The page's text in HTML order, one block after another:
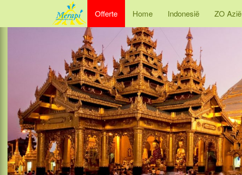
Offerte Home Indonesië ZO Azië